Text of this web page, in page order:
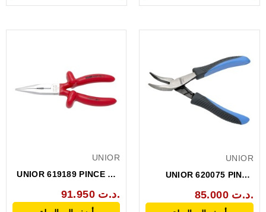
UNIOR
UNIOR 619189 PINCE 1/2
LATERALE...91.950 د.ت.
UNIOR
UNIOR 620075 PINCE
COUDEE...85.000 د.ت.